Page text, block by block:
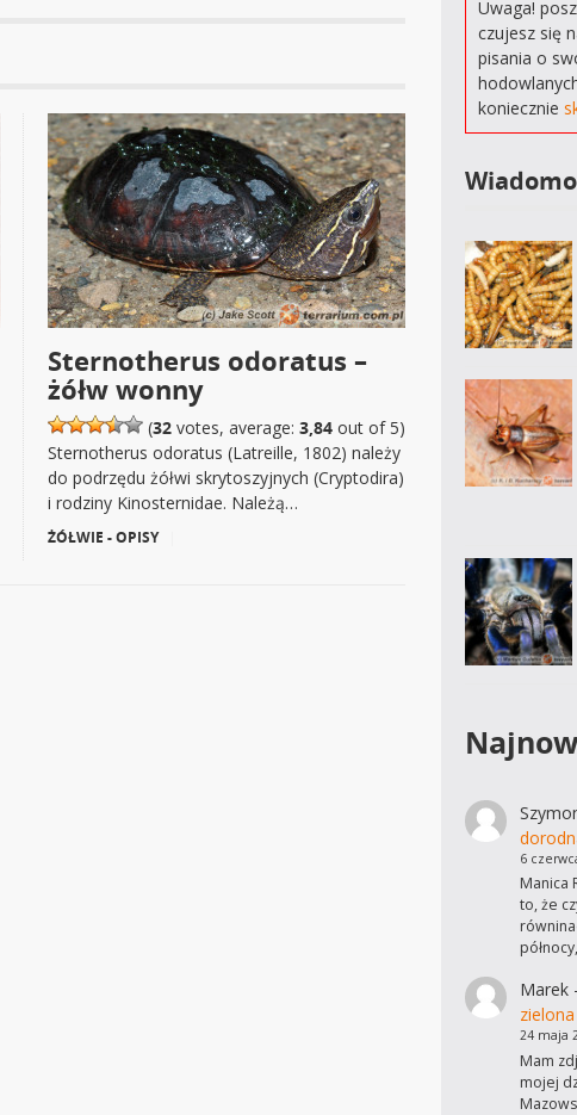
Sternotherus odoratus –
żółw wonny
(32 votes, average: 3,84 out of 5)
Sternotherus odoratus (Latreille, 1802) należy
do podrzędu żółwi skrytoszyjnych (Cryptodira)
i rodziny Kinosternidae. Należą…
ŻÓŁWIE - OPISY
Uwaga!
czujesz się
pisania o
koniecznie
6
Manica
to, że
Marek
zielona
24 maja
Mam
mojej